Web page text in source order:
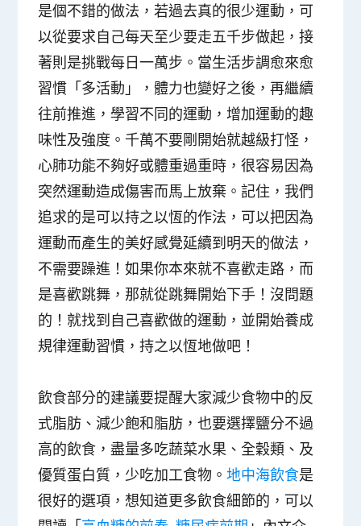
是個不錯的做法，若過去真的很少運動，可
以從要求自己每天至少要走五千步做起，接
著則是挑戰每日一萬步。當生活步調愈來愈
習慣「多活動」，體力也變好之後，再繼續
往前推進，學習不同的運動，增加運動的趣
味性及強度。千萬不要剛開始就越級打怪，
心肺功能不夠好或體重過重時，很容易因為
突然運動造成傷害而馬上放棄。記住，我們
追求的是可以持之以恆的作法，可以把因為
運動而產生的美好感覺延續到明天的做法，
不需要躁進！如果你本來就不喜歡走路，而
是喜歡跳舞，那就從跳舞開始下手！沒問題
的！就找到自己喜歡做的運動，並開始養成
規律運動習慣，持之以恆地做吧！
飲食部分的建議要提醒大家減少食物中的反
式脂肪、減少飽和脂肪，也要選擇鹽分不過
高的飲食，盡量多吃蔬菜水果、全穀類、及
優質蛋白質，少吃加工食物。地中海飲食是
很好的選項，想知道更多飲食細節的，可以